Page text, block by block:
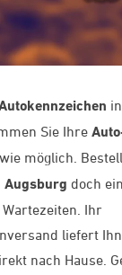
Sie Ihre
möglich.
Augsburg doch
Ihr
liefert
nach Hause.